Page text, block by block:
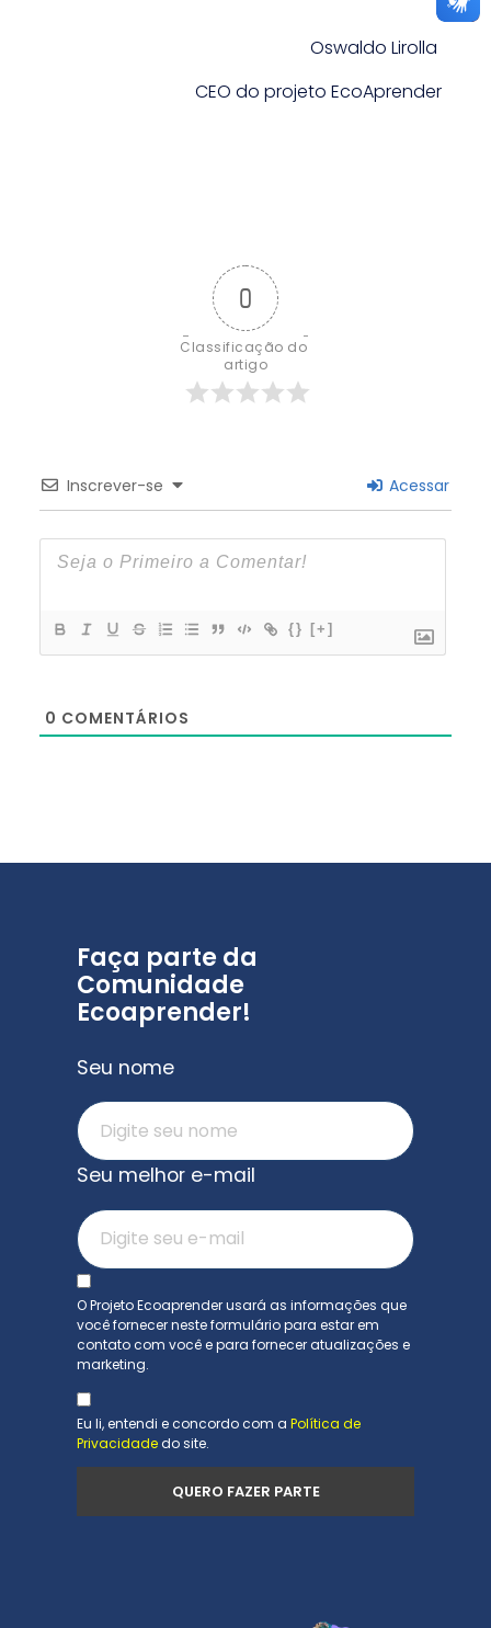
Oswaldo Lirolla
CEO do projeto EcoAprender
0
Classificação do
artigo
Inscrever-se Acessar
{} [+]
0 COMENTÁRIOS
Faça parte da
Comunidade
Ecoaprender!
Seu nome
Seu melhor e-mail
O Projeto Ecoaprender usará as informações que
você fornecer neste formulário para estar em
contato com você e para fornecer atualizações e
marketing.
Eu li, entendi e concordo com a Política de
Privacidadedo site.